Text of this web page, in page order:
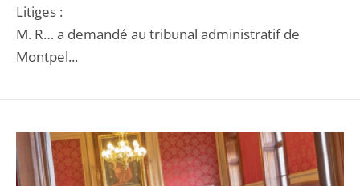
Litiges :
M. R… a demandé au tribunal administratif de
Montpel...